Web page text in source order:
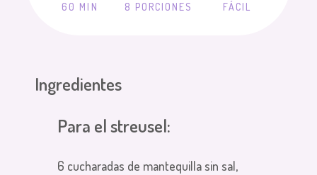
60 MIN 8 PORCIONES
FÁCIL
Ingredientes
Para el streusel:
6 cucharadas de mantequilla sin sal,